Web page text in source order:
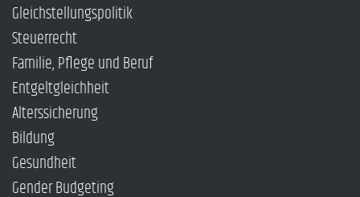
Gleichstellungspolitik
Steuerrecht
Familie, Pflege und Beruf
Entgeltgleichheit
Alterssicherung
Bildung
Gesundheit
Gender Budgeting